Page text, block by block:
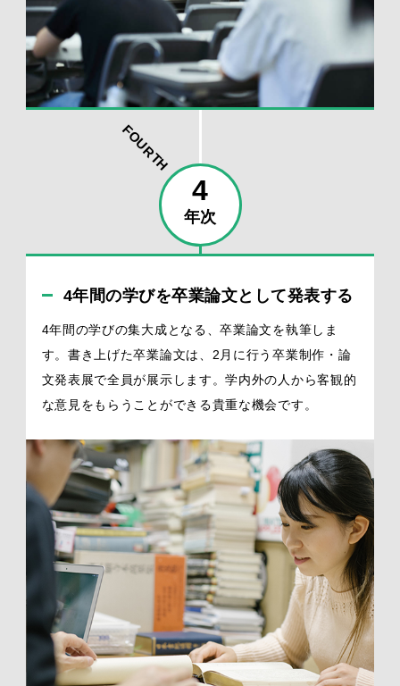
4
年次
FOURTH
4年間の学びを卒業論文として発表する
4年間の学びの集大成となる、卒業論文を執筆しま
す。書き上げた卒業論文は、2月に行う卒業制作・論
文発表展で全員が展示します。学内外の人から客観的
な意見をもらうことができる貴重な機会です。